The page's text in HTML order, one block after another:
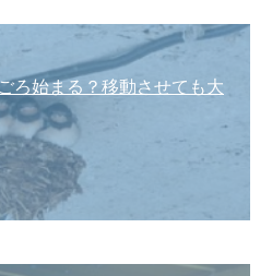
ろ始まる？移動させても大